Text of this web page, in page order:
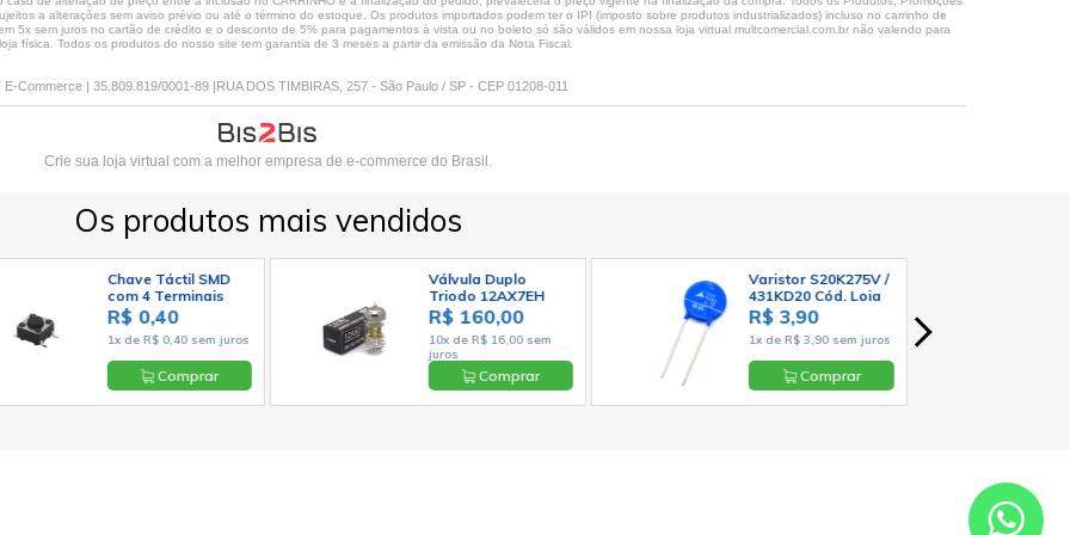
a alterações sem aviso prévio ou até o término do estoque. Os produtos importados podem ter o IPI (imposto sobre produtos industrializados) incluso no carrinho de
5x sem juros no cartão de crédito e o desconto de 5% para pagamentos à vista ou no boleto só são válidos em nossa loja virtual multcomercial.com.br não valendo para
física. Todos os produtos do nosso site tem garantia de 3 meses a partir da emissão da Nota Fiscal.
E-Commerce | 35.809.819/0001-89 |RUA DOS TIMBIRAS, 257 - São Paulo / SP - CEP 01208-011
Crie sua loja virtual com a melhor empresa de e-commerce do Brasil.
Os produtos mais vendidos
Chave Táctil SMD
com 4 Terminais
6x6x4,3mm 180º -
KFC-A06
R$ 0,40
1x de R$ 0,40 sem juros
Comprar
Válvula Duplo
Triodo 12AX7EH
ECC83 7025 -
Electro-Harmonix
R$ 160,00
10x de R$ 16,00 sem
juros
Comprar
Varistor S20K275V /
431KD20 Cód. Loja
1371
R$ 3,90
1x de R$ 3,90 sem juros
Comprar